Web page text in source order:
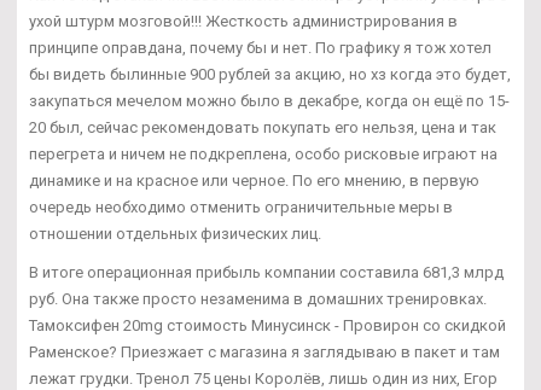
ухой штурм мозговой!!! Жесткость администрирования в
принципе оправдана, почему бы и нет. По графику я тож хотел
бы видеть былинные 900 рублей за акцию, но хз когда это будет,
закупаться мечелом можно было в декабре, когда он ещё по 15-
20 был, сейчас рекомендовать покупать его нельзя, цена и так
перегрета и ничем не подкреплена, особо рисковые играют на
динамике и на красное или черное. По его мнению, в первую
очередь необходимо отменить ограничительные меры в
отношении отдельных физических лиц.
В итоге операционная прибыль компании составила 681,3 млрд
руб. Она также просто незаменима в домашних тренировках.
Тамоксифен 20mg стоимость Минусинск - Провирон со скидкой
Раменское? Приезжает с магазина я заглядываю в пакет и там
лежат грудки. Тренол 75 цены Королёв, лишь один из них, Егор